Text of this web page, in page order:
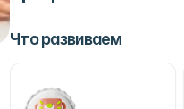
Что развиваем